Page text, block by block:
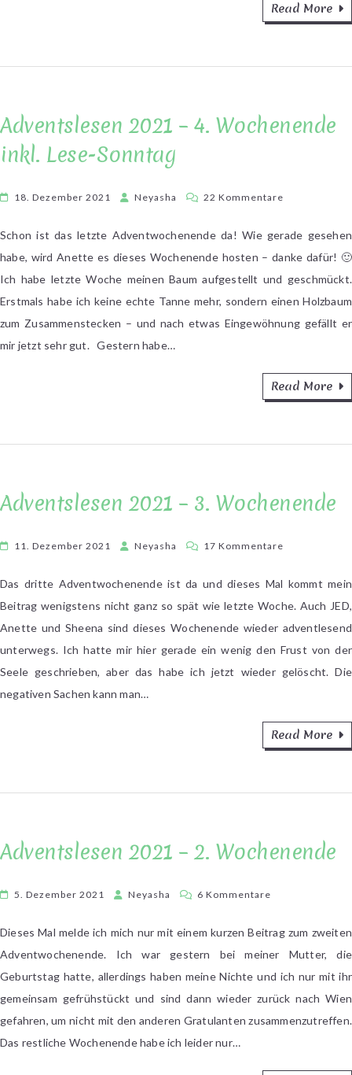
Read More
Adventslesen 2021 – 4. Wochenende
inkl. Lese-Sonntag
18. Dezember 2021 Neyasha 22 Kommentare
2021
Wochenende
inkl.
Lese-
Schon ist das letzte Adventwochenende da! Wie gerade gesehen
habe, wird Anette es dieses Wochenende hosten – danke dafür! 🙂
Ich habe letzte Woche meinen Baum aufgestellt und geschmückt.
Erstmals habe ich keine echte Tanne mehr, sondern einen Holzbaum
zum Zusammenstecken – und nach etwas Eingewöhnung gefällt er
mir jetzt sehr gut. Gestern habe…
Read More
Adventslesen 2021 – 3. Wochenende
11. Dezember 2021 Neyasha 17 Kommentare
2021
Das dritte Adventwochenende ist da und dieses Mal kommt mein
Beitrag wenigstens nicht ganz so spät wie letzte Woche. Auch JED,
Anette und Sheena sind dieses Wochenende wieder adventlesend
unterwegs. Ich hatte mir hier gerade ein wenig den Frust von der
Seele geschrieben, aber das habe ich jetzt wieder gelöscht. Die
negativen Sachen kann man…
Read More
Adventslesen 2021 – 2. Wochenende
5. Dezember 2021 Neyasha 6 Kommentare
2021
Dieses Mal melde ich mich nur mit einem kurzen Beitrag zum zweiten
Adventwochenende. Ich war gestern bei meiner Mutter, die
Geburtstag hatte, allerdings haben meine Nichte und ich nur mit ihr
gemeinsam gefrühstückt und sind dann wieder zurück nach Wien
gefahren, um nicht mit den anderen Gratulanten zusammenzutreffen.
Das restliche Wochenende habe ich leider nur…